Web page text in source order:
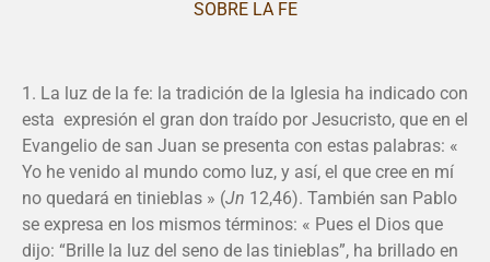
SOBRE LA FE
1. La luz de la fe: la tradición de la Iglesia ha indicado con
esta expresión el gran don traído por Jesucristo, que en el
Evangelio de san Juan se presenta con estas palabras: «
Yo he venido al mundo como luz, y así, el que cree en mí
no quedará en tinieblas » (Jn 12,46). También san Pablo
se expresa en los mismos términos: « Pues el Dios que
dijo: “Brille la luz del seno de las tinieblas”, ha brillado en